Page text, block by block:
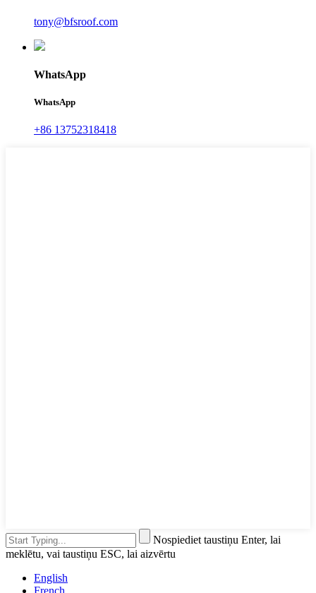
tony@bfsroof.com
WhatsApp
WhatsApp
+86 13752318418
Nospiediet taustiņu Enter, lai
meklētu, vai taustiņu ESC, lai aizvērtu
English